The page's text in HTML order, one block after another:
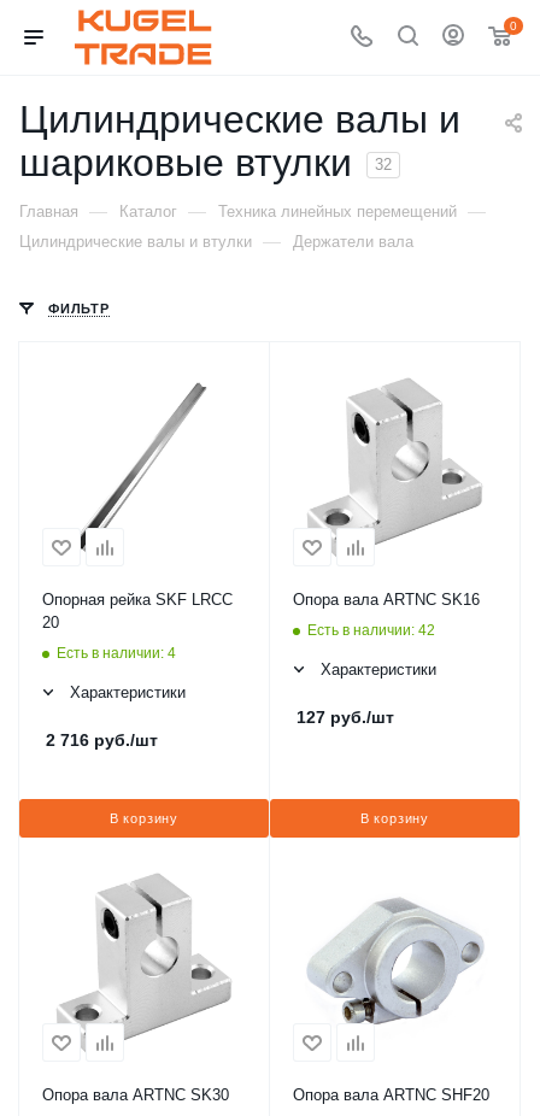
0
Цилиндрические валы и
шариковые втулки
32
Главная — Каталог — Техника линейных перемещений —
Цилиндрические валы и втулки — Держатели вала
ФИЛЬТР
Опорная рейка SKF LRCC
20
Есть в наличии: 4
Характеристики
2 716 руб./шт
В корзину
Опора вала ARTNC SK16
Есть в наличии: 42
Характеристики
127 руб./шт
В корзину
Опора вала ARTNC SK30 Опора вала ARTNC SHF20